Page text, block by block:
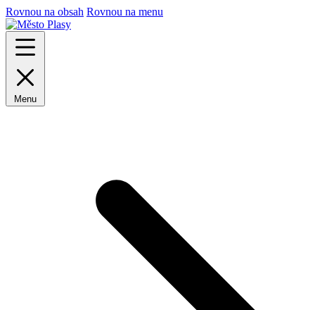
Rovnou na obsah Rovnou na menu
Menu